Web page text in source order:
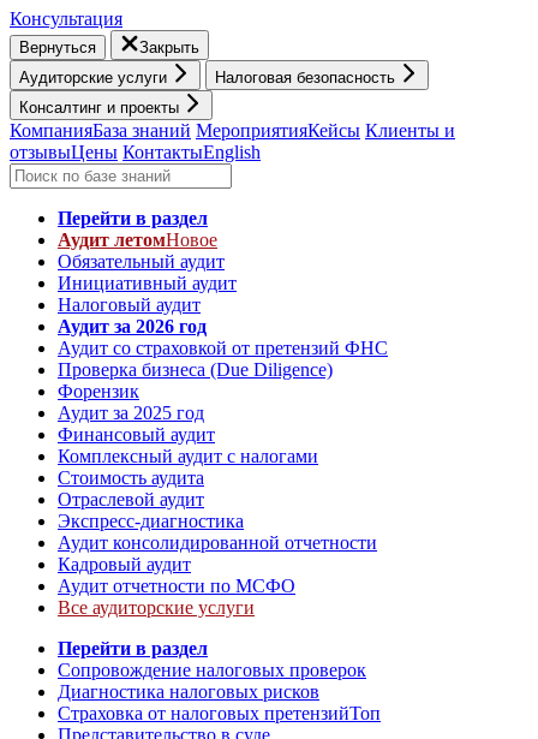
Консультация
Вернуться
Закрыть
Аудиторские услуги
Налоговая безопасность
Консалтинг и проекты
КомпанияБаза знаний МероприятияКейсы Клиенты и
отзывыЦены КонтактыEnglish
Перейти в раздел
Аудит летомНовое
Обязательный аудит
Инициативный аудит
Налоговый аудит
Аудит за 2026 год
Аудит со страховкой от претензий ФНС
Проверка бизнеса (Due Diligence)
Форензик
Аудит за 2025 год
Финансовый аудит
Комплексный аудит с налогами
Стоимость аудита
Отраслевой аудит
Экспресс-диагностика
Аудит консолидированной отчетности
Кадровый аудит
Аудит отчетности по МСФО
Все аудиторские услуги
Перейти в раздел
Сопровождение налоговых проверок
Диагностика налоговых рисков
Страховка от налоговых претензийТоп
Представительство в суде